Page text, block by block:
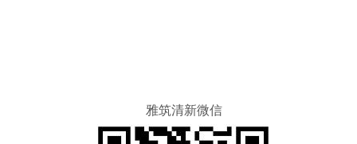
雅筑清新微信